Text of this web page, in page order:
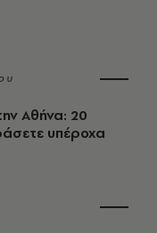
Αθήνα: 20
υπέροχα